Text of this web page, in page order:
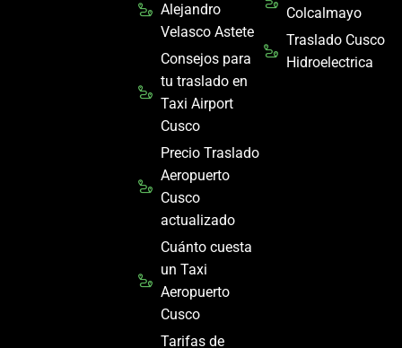
Alejandro
Velasco Astete
Consejos para
tu traslado en
Taxi Airport
Cusco
Precio Traslado
Aeropuerto
Cusco
actualizado
Cuánto cuesta
un Taxi
Aeropuerto
Cusco
Tarifas de
Colcalmayo
Traslado Cusco
Hidroelectrica